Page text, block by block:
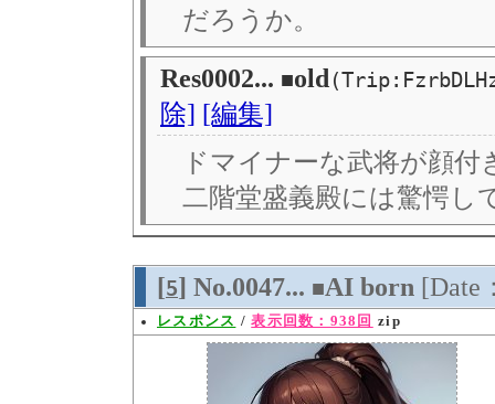
だろうか。
Res0002... ■old
除] [編集]
ドマイナーな武将が顔
二階堂盛義殿には驚愕し
[5] No.0047... ■AI born [Date
レスポンス /表示回数：938回 zip